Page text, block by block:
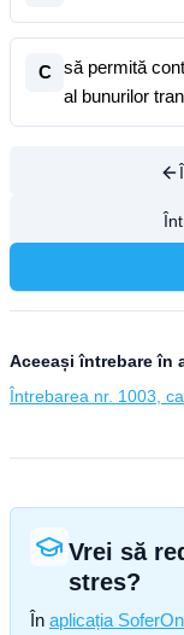
C
să permită
al bunurilor
Aceeași întrebare în
Întrebarea nr. 1003,
Vrei să
stres?
În aplicația